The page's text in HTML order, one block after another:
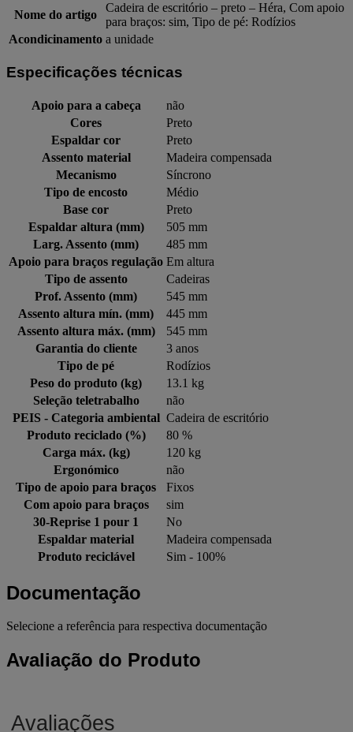
Nome do artigo
Cadeira de escritório – preto – Héra, Com apoio
para braços: sim, Tipo de pé: Rodízios
Acondicinamento a unidade
Especificações técnicas
Apoio para a cabeça
não
Cores
Preto
Espaldar cor
Preto
Assento material
Madeira compensada
Mecanismo
Síncrono
Tipo de encosto
Médio
Base cor
Preto
Espaldar altura (mm)
505 mm
Larg. Assento (mm)
485 mm
Apoio para braços regulação Em altura
Tipo de assento
Cadeiras
Prof. Assento (mm)
545 mm
Assento altura mín. (mm)
445 mm
Assento altura máx. (mm)
545 mm
Garantia do cliente
3 anos
Tipo de pé
Rodízios
Peso do produto (kg)
13.1 kg
Seleção teletrabalho
não
PEIS - Categoria ambiental Cadeira de escritório
Produto reciclado (%)
80 %
Carga máx. (kg)
120 kg
Ergonómico
não
Tipo de apoio para braços
Fixos
Com apoio para braços
sim
30-Reprise 1 pour 1
No
Espaldar material
Madeira compensada
Produto reciclável
Sim - 100%
Documentação
Selecione a referência para respectiva documentação
Avaliação do Produto